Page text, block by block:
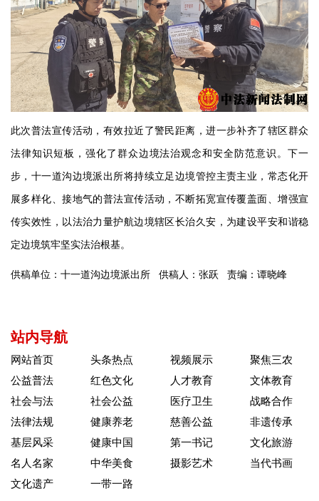
此次普法宣传活动，有效拉近了警民距离，进一步补齐了辖区群众
法律知识短板，强化了群众边境法治观念和安全防范意识。下一
步，十一道沟边境派出所将持续立足边境管控主责主业，常态化开
展多样化、接地气的普法宣传活动，不断拓宽宣传覆盖面、增强宣
传实效性，以法治力量护航边境辖区长治久安，为建设平安和谐稳
定边境筑牢坚实法治根基。
供稿单位：十一道沟边境派出所 供稿人：张跃 责编：谭晓峰
站内导航
网站首页 头条热点 视频展示
聚焦三农
公益普法
红色文化 人才教育
文体教育
社会与法
社会公益 医疗卫生
战略合作
法律法规
健康养老 慈善公益
非遗传承
基层风采
健康中国 第一书记
文化旅游
名人名家
中华美食 摄影艺术
当代书画
文化遗产
一带一路